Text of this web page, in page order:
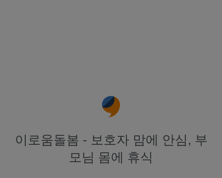
이로움돌봄 - 보호자 맘에 안심, 부
모님 몸에 휴식